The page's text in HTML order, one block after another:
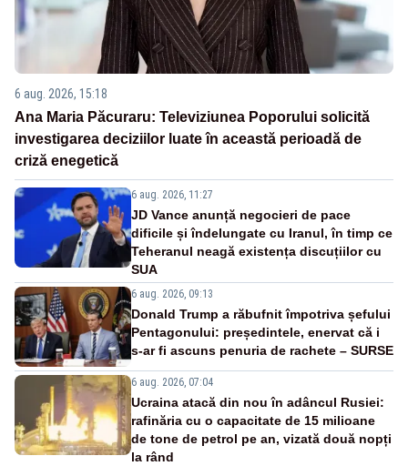
6 aug. 2026, 15:18
Ana Maria Păcuraru: Televiziunea Poporului solicită
investigarea deciziilor luate în această perioadă de
criză enegetică
6 aug. 2026, 11:27
JD Vance anunță negocieri de pace
dificile și îndelungate cu Iranul, în timp ce
Teheranul neagă existența discuțiilor cu
SUA
6 aug. 2026, 09:13
Donald Trump a răbufnit împotriva șefului
Pentagonului: președintele, enervat că i
s-ar fi ascuns penuria de rachete – SURSE
6 aug. 2026, 07:04
Ucraina atacă din nou în adâncul Rusiei:
rafinăria cu o capacitate de 15 milioane
de tone de petrol pe an, vizată două nopți
la rând